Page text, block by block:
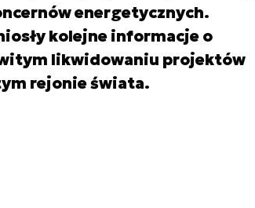
energetycznych.
kolejne informacje o
likwidowaniu projektów
rejonie świata.